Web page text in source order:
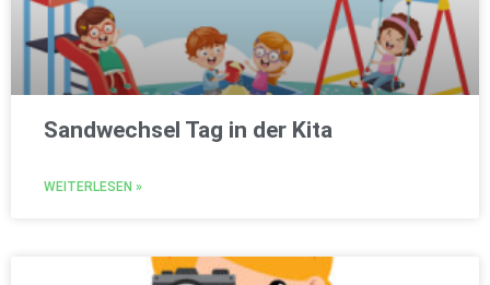
Sandwechsel Tag in der Kita
WEITERLESEN »